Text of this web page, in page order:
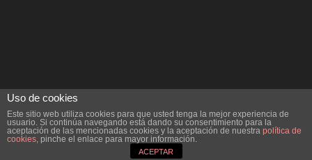
Diseño Web Ideare
Uso de cookies
Este sitio web utiliza cookies para que usted tenga la mejor experiencia de
usuario. Si continúa navegando está dando su consentimiento para la
aceptación de las mencionadas cookies y la aceptación de nuestra política de
cookies, pinche el enlace para mayor información.
ACEPTAR